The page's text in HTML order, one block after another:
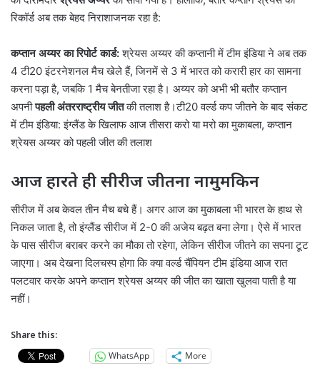
रिकॉर्ड अब तक बेहद निराशाजनक रहा है:
कप्तान अय्यर का रिपोर्ट कार्ड:श्रेयस अय्यर की कप्तानी में टीम इंडिया ने अब तक
4 टी20 इंटरनेशनल मैच खेले हैं, जिनमें से 3 में भारत को करारी हार का सामना
करना पड़ा है, जबकि 1 मैच बेनतीजा रहा है। अय्यर को अभी भी बतौर कप्तान
अपनीपहली अंतरराष्ट्रीय जीतकी तलाश है।टी20 वर्ल्ड कप जीतने के बाद संकट
में टीम इंडिया: इंग्लैंड के खिलाफ आज तीसरा करो या मरो का मुकाबला, कप्तान
श्रेयस अय्यर को पहली जीत की तलाश
आज हारते ही सीरीज जीतना नामुमकिन
सीरीज में अब केवल तीन मैच बचे हैं। अगर आज का मुकाबला भी भारत के हाथ से
निकल जाता है, तो इंग्लैंड सीरीज में 2-0 की अजेय बढ़त बना लेगा। ऐसे में भारत
के पास सीरीज बराबर करने का मौका तो रहेगा, लेकिन सीरीज जीतने का सपना टूट
जाएगा। अब देखना दिलचस्प होगा कि क्या वर्ल्ड चैंपियन टीम इंडिया आज रात
पलटवार करके अपने कप्तान श्रेयस अय्यर की जीत का खाता खुलवा पाती है या
नहीं।
Share this:
WhatsApp
More